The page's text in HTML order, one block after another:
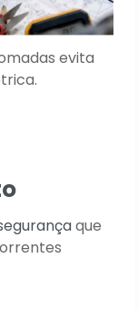
evita
que